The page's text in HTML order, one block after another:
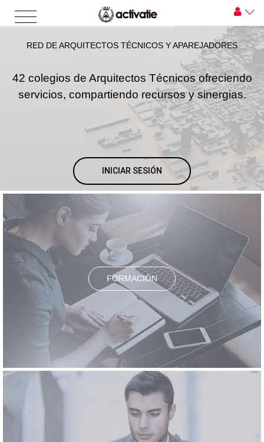
RED DE ARQUITECTOS TÉCNICOS Y APAREJADORES
42 colegios de Arquitectos Técnicos ofreciendo
servicios, compartiendo recursos y sinergias.
INICIAR SESIÓN
FORMACIÓN